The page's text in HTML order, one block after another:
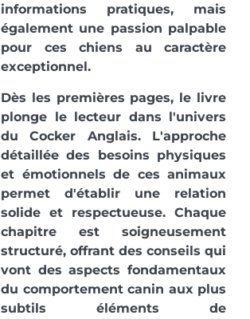
informations pratiques, mais
également une passion palpable
pour ces chiens au caractère
exceptionnel.
Dès les premières pages, le livre
plonge le lecteur dans l'univers
du Cocker Anglais. L'approche
détaillée des besoins physiques
et émotionnels de ces animaux
permet d'établir une relation
solide et respectueuse. Chaque
chapitre est soigneusement
structuré, offrant des conseils qui
vont des aspects fondamentaux
du comportement canin aux plus
subtils éléments de